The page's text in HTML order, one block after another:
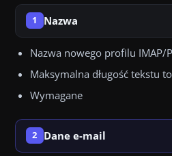
1 Nazwa
Nazwa nowego profilu IMAP/
Maksymalna długość tekstu
Wymagane
2 Dane e-mail